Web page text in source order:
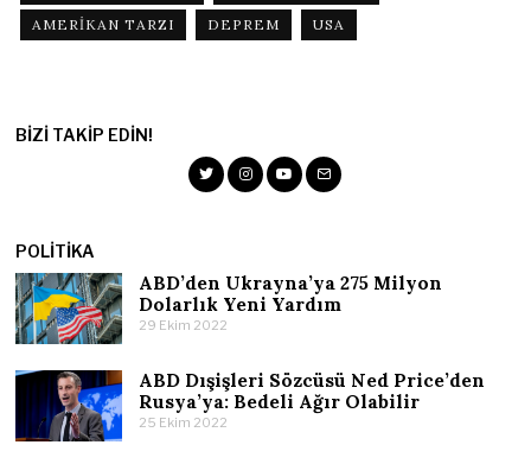
AMERIKAN TARZI
DEPREM USA
BIZI TAKIP EDIN!
POLITIKA
ABD’den Ukrayna’ya 275 Milyon
Dolarlık Yeni Yardım
29 Ekim 2022
ABD Dışişleri Sözcüsü Ned Price’den
Rusya’ya: Bedeli Ağır Olabilir
25 Ekim 2022